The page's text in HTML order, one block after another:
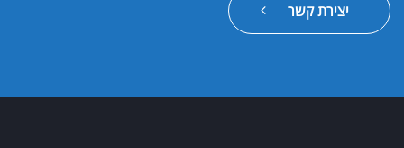
יצירת קשר